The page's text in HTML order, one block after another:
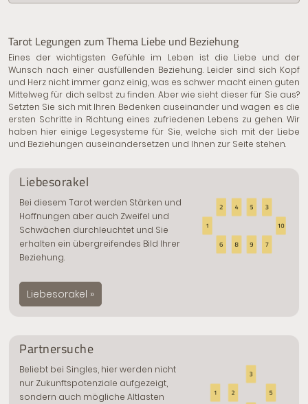
Tarot Legungen zum Thema Liebe und Beziehung
Eines der wichtigsten Gefühle im Leben ist die Liebe und der
Wunsch nach einer ausfüllenden Beziehung. Leider sind sich Kopf
und Herz nicht immer ganz einig, was es schwer macht einen guten
Mittelweg für dich selbst zu finden. Aber wie sieht dieser für Sie aus?
Setzten Sie sich mit Ihren Bedenken auseinander und wagen es die
ersten Schritte in Richtung eines zufriedenen Lebens zu gehen. Wir
haben hier einige Legesysteme für Sie, welche sich mit der Liebe
und Beziehungen auseinandersetzen und Ihnen zur Seite stehen.
Liebesorakel
Bei diesem Tarot werden Stärken und
Hoffnungen aber auch Zweifel und
Schwächen durchleuchtet und Sie
erhalten ein übergreifendes Bild Ihrer
Beziehung.
Liebesorakel »
Partnersuche
Beliebt bei Singles, hier werden nicht
nur Zukunftspotenziale aufgezeigt,
sondern auch mögliche Altlasten